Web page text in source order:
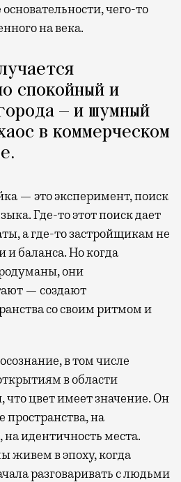
чего-то
на века.
спокойный и
— и шумный
в коммерческом
— это эксперимент, поиск
Где-то этот поиск дает
а где-то застройщикам не
и баланса. Но когда
они
— создают
со своим ритмом и
в том числе
в области
что цвет имеет значение. Он
пространства, на
идентичность места.
живем в эпоху, когда
разговаривать с людьми